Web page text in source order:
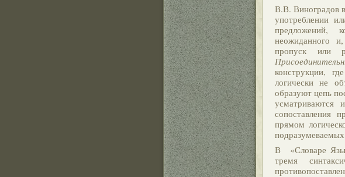
В.В. Виноградов
употреблении
предложений,
неожиданного
пропуск или
конструкции,
логически не
образуют цепь
усматриваются
сопоставления
прямом
В «Словаре
тремя